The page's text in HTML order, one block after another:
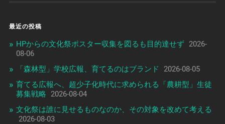
最近の投稿
HPからの文化祭ポスター収集を図るも目的達せず 2026-
08-06
「森林型」学校広報、育てるのはブランド
2026-08-05
育てる広報へ、超少子化時代に求められる「農耕型」生徒
募集戦略
2026-08-04
文化祭は誰に見せるものなのか、その対象を改めて考える
2026-08-03